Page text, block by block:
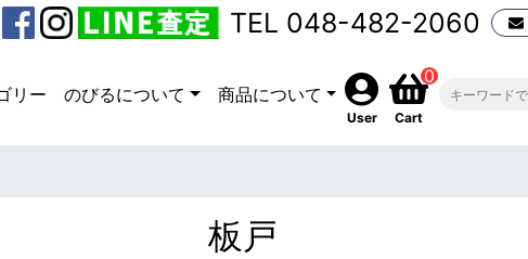
TEL 048-482-2060
リー のびるについて 商品について
User
0
Cart
板戸